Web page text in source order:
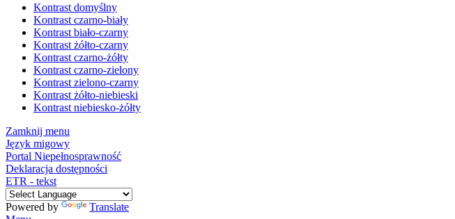
Kontrast domyślny
Kontrast czarno-biały
Kontrast biało-czarny
Kontrast żółto-czarny
Kontrast czarno-żółty
Kontrast czarno-zielony
Kontrast zielono-czarny
Kontrast żółto-niebieski
Kontrast niebiesko-żółty
Zamknij menu
Język migowy
Portal Niepełnosprawność
Deklaracja dostępności
ETR - tekst
Powered by
Translate